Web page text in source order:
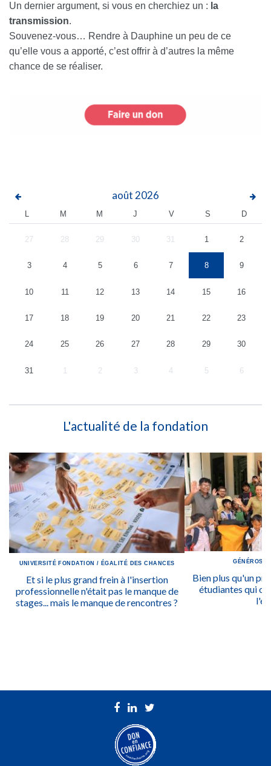
Un dernier argument, si vous en cherchiez un : la
transmission.
Souvenez‑vous… Rendre à Dauphine un peu de ce
qu’elle vous a apporté, c’est offrir à d’autres la même
chance de se réaliser.
août2026
L M M J V S D
27 28 29 30 31 1 2
3 4 5 6 7 8 9
10 11 12 13 14 15 16
17 18 19 20 21 22 23
24 25 26 27 28 29 30
31 1 2 3 4 5 6
L'actualité de la fondation
UNIVERSITÉ FONDATION / ÉGALITÉ DES CHANCES
Et si le plus grand frein à l'insertion
professionnelle n'était pas le manque de
stages... mais le manque de rencontres ?
Bien plus qu'un
étudiantes qui